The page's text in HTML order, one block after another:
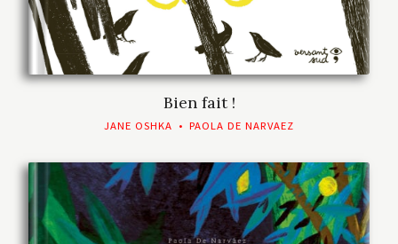
Bien fait !
JANE OSHKA • PAOLA DE NARVAEZ